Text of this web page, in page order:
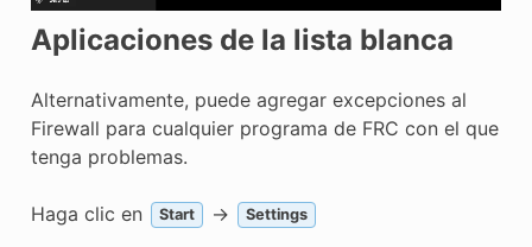
Aplicaciones de la lista blanca
Alternativamente, puede agregar excepciones al
Firewall para cualquier programa de FRC con el que
tenga problemas.
Haga clic en Start -> Settings